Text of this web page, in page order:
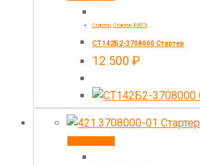
Стартер, Стартер БАТЭ
СТ142Б2-3708000 Стартер
12 500 ₽